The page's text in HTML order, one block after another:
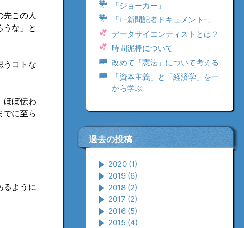
「ジョーカー」
「i -新聞記者ドキュメント-」
データサイエンティストとは？
時間泥棒について
改めて「憲法」について考える
「資本主義」と「経済学」を一
から学ぶ
過去の投稿
2020 (1)
2019 (6)
2018 (2)
2017 (2)
2016 (5)
2015 (4)
先この人
な」と
うコトな
ほぼ伝わ
でに至ら
るように